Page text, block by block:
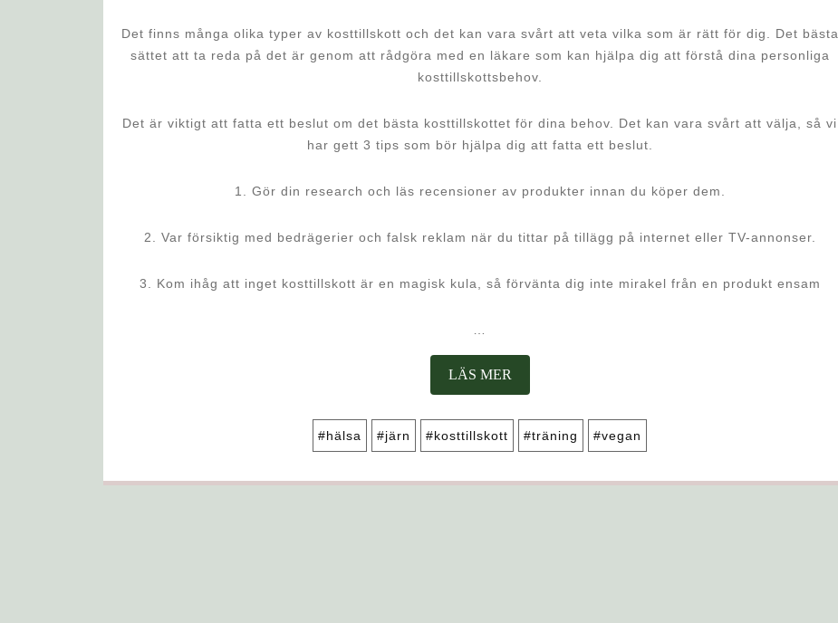
Det finns många olika typer av kosttillskott och det kan vara svårt att veta vilka som är rätt för dig. Det bästa
sättet att ta reda på det är genom att rådgöra med en läkare som kan hjälpa dig att förstå dina personliga
kosttillskottsbehov.
Det är viktigt att fatta ett beslut om det bästa kosttillskottet för dina behov. Det kan vara svårt att välja, så vi
har gett 3 tips som bör hjälpa dig att fatta ett beslut.
1. Gör din research och läs recensioner av produkter innan du köper dem.
2. Var försiktig med bedrägerier och falsk reklam när du tittar på tillägg på internet eller TV-annonser.
3. Kom ihåg att inget kosttillskott är en magisk kula, så förvänta dig inte mirakel från en produkt ensam
LÄS MER
MER
#hälsa #järn #kosttillskott #träning #vegan